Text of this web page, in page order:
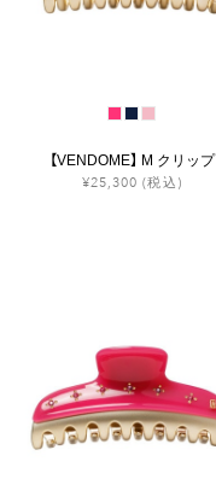
【VENDOME】 M クリップ
¥25,300 (税込)